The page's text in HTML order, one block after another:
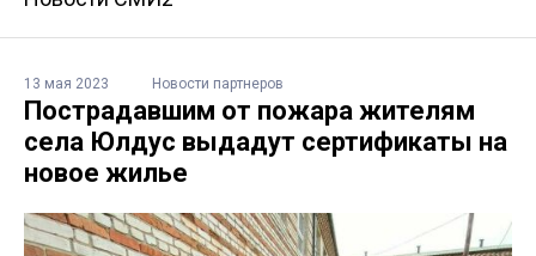
13 мая 2023 Новости партнеров
Пострадавшим от пожара жителям
села Юлдус выдадут сертификаты на
новое жилье